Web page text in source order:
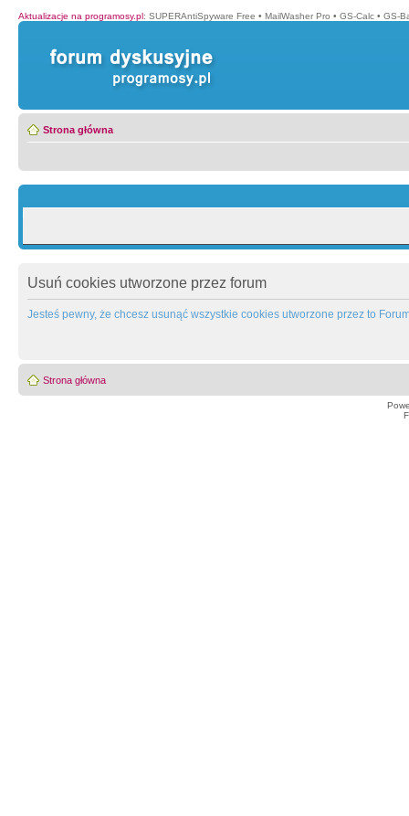
Aktualizacje na programosy.pl: SUPERAntiSpyware Free • MailWasher Pro • GS-Calc • GS-
Strona główna
Usuń cookies utworzone przez forum
Jesteś pewny, że chcesz usunąć wszystkie cookies utworzone przez to
Strona główna